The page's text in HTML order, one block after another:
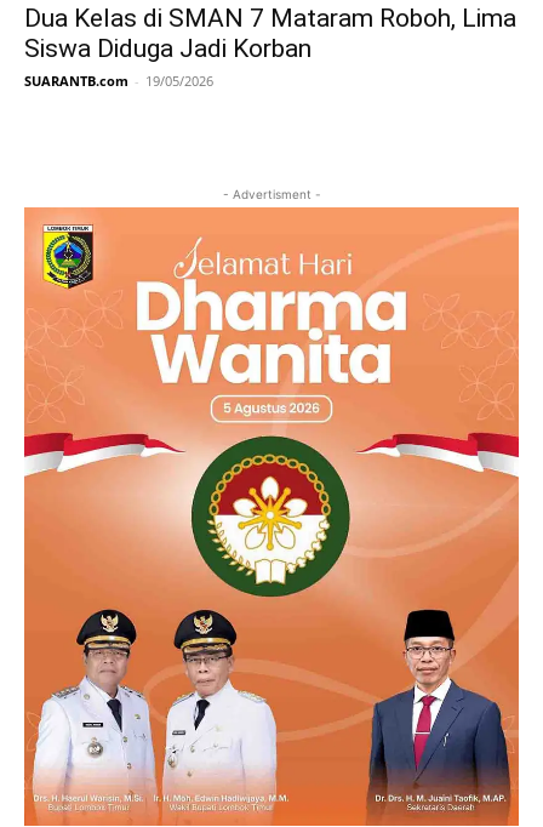
Dua Kelas di SMAN 7 Mataram Roboh, Lima
Siswa Diduga Jadi Korban
SUARANTB.com - 19/05/2026
- Advertisment -